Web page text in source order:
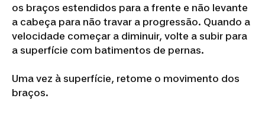
os braços estendidos para a frente e não levante
a cabeça para não travar a progressão. Quando a
velocidade começar a diminuir, volte a subir para
a superfície com batimentos de pernas.
Uma vez à superfície, retome o movimento dos
braços.